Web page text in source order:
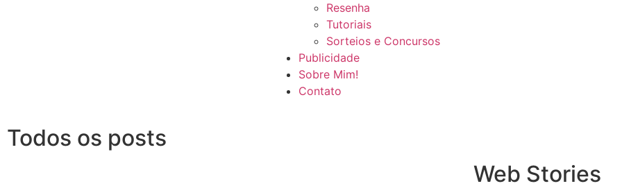
Resenha
Tutoriais
Sorteios e Concursos
Publicidade
Sobre Mim!
Contato
Todos os posts
Web Stories